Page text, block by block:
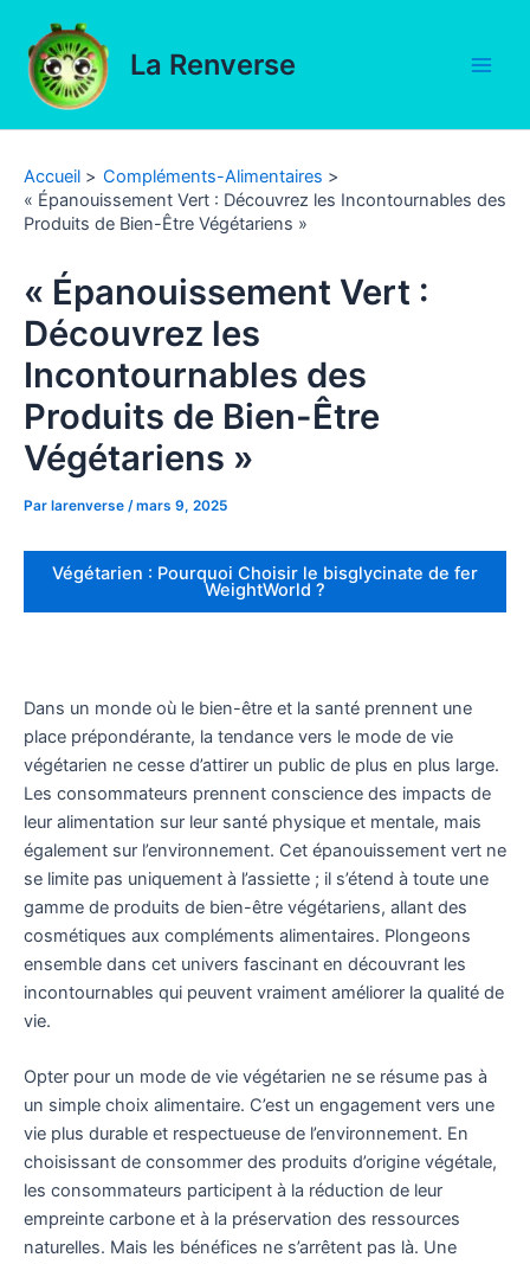
contenu
La Renverse
Accueil
Compléments-Alimentaires
« Épanouissement Vert : Découvrez les Incontournables des
Produits de Bien-Être Végétariens »
« Épanouissement Vert :
Découvrez les
Incontournables des
Produits de Bien-Être
Végétariens »
Par larenverse /mars 9, 2025
Végétarien : Pourquoi Choisir le bisglycinate de fer
WeightWorld ?
Dans un monde où le bien-être et la santé prennent une
place prépondérante, la tendance vers le mode de vie
végétarien ne cesse d’attirer un public de plus en plus large.
Les consommateurs prennent conscience des impacts de
leur alimentation sur leur santé physique et mentale, mais
également sur l’environnement. Cet épanouissement vert ne
se limite pas uniquement à l’assiette ; il s’étend à toute une
gamme de produits de bien-être végétariens, allant des
cosmétiques aux compléments alimentaires. Plongeons
ensemble dans cet univers fascinant en découvrant les
incontournables qui peuvent vraiment améliorer la qualité de
vie.
Opter pour un mode de vie végétarien ne se résume pas à
un simple choix alimentaire. C’est un engagement vers une
vie plus durable et respectueuse de l’environnement. En
choisissant de consommer des produits d’origine végétale,
les consommateurs participent à la réduction de leur
empreinte carbone et à la préservation des ressources
naturelles. Mais les bénéfices ne s’arrêtent pas là. Une